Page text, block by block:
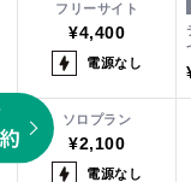
フリーサイト
¥4,400
電源なし
ソロプラン
¥2,100
電源なし